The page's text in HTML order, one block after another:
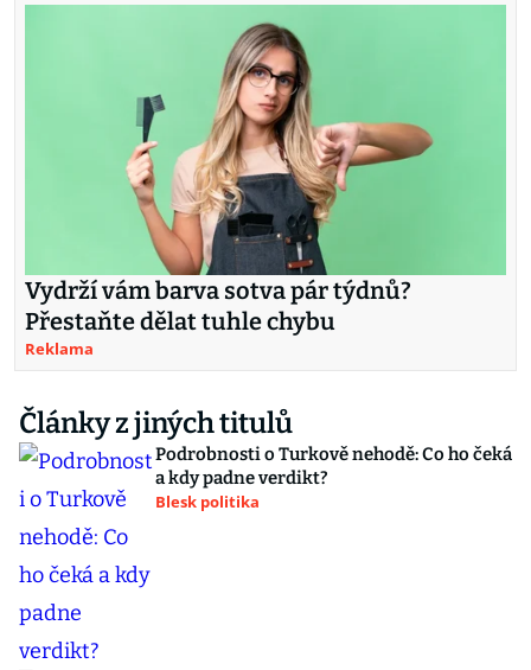
Vydrží vám barva sotva pár týdnů?
Přestaňte dělat tuhle chybu
Reklama
Články z jiných titulů
Podrobnosti o Turkově nehodě: Co ho čeká
a kdy padne verdikt?
Blesk politika